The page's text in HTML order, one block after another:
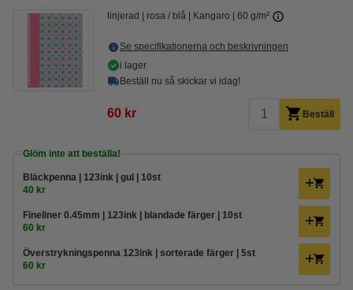
linjerad rosa / blå Kangaro 60 g/m²
Se specifikationerna och beskrivningen
i lager
Beställ nu så skickar vi idag!
60 kr Beställ
Glöm inte att beställa!
Bläckpenna | 123ink | gul | 10st
40 kr
Fineliner 0.45mm | 123ink | blandade färger | 10st
60 kr
Överstrykningspenna 123ink | sorterade färger | 5st
60 kr